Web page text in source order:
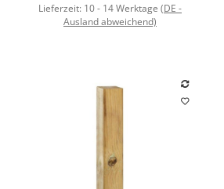
Lieferzeit: 10 - 14 Werktage(DE -
Ausland abweichend)